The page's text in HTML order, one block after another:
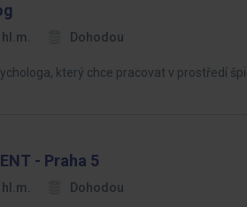
Dohodou
který chce pracovat v prostředí
- Praha 5
Dohodou